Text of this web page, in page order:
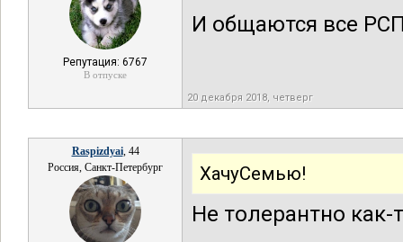
Репутация: 6767
В отпуске
И общаются все РСП
20 декабря 2018, четверг
Raspizdyai, 44
Россия, Санкт-Петербург
ХачуСемью!
Не толерантно как-